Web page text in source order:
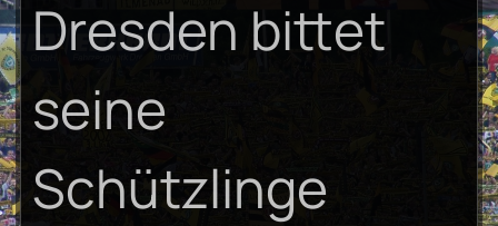
Dresden bittet
seine
Schützlinge